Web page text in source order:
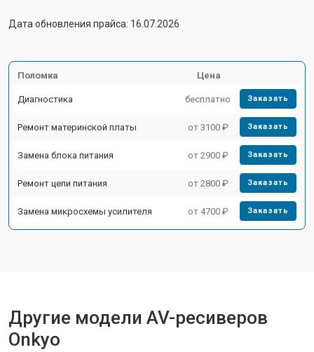
Дата обновления прайса: 16.07.2026
Поломка Цена
Диагностика бесплатно Заказать
Ремонт материнской платы от 3100 ₽ Заказать
Замена блока питания от 2900 ₽ Заказать
Ремонт цепи питания от 2800 ₽ Заказать
Замена микросхемы усилителя от 4700 ₽ Заказать
Другие модели AV-ресиверов
Onkyo